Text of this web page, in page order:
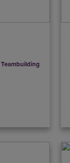
Teambuilding